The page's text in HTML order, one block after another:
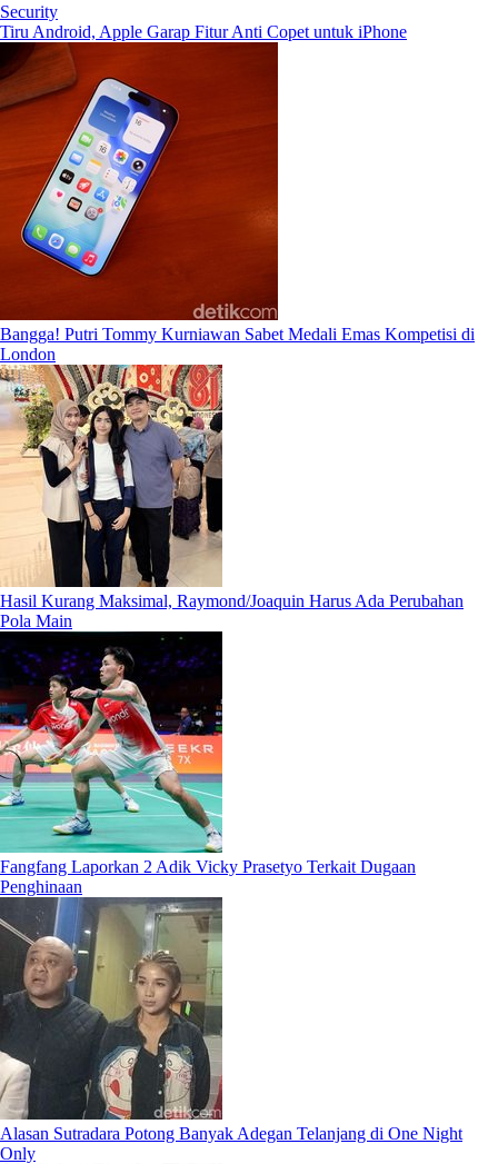
Security
Tiru Android, Apple Garap Fitur Anti Copet untuk iPhone
Bangga! Putri Tommy Kurniawan Sabet Medali Emas Kompetisi di
London
Hasil Kurang Maksimal, Raymond/Joaquin Harus Ada Perubahan
Pola Main
Fangfang Laporkan 2 Adik Vicky Prasetyo Terkait Dugaan
Penghinaan
Alasan Sutradara Potong Banyak Adegan Telanjang di One Night
Only